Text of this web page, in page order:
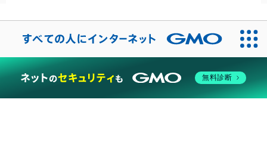
無料診断